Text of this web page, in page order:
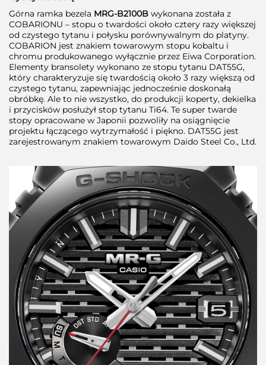
Górna ramka bezela MRG-B2100B wykonana została z
COBARIONU – stopu o twardości około cztery razy większej
od czystego tytanu i połysku porównywalnym do platyny.
COBARION jest znakiem towarowym stopu kobaltu i
chromu produkowanego wyłącznie przez Eiwa Corporation.
Elementy bransolety wykonano ze stopu tytanu DAT55G,
który charakteryzuje się twardością około 3 razy większą od
czystego tytanu, zapewniając jednocześnie doskonałą
obróbkę. Ale to nie wszystko, do produkcji koperty, dekielka
i przycisków posłużył stop tytanu Ti64. Te super twarde
stopy opracowane w Japonii pozwoliły na osiągnięcie
projektu łączącego wytrzymałość i piękno. DAT55G jest
zarejestrowanym znakiem towarowym Daido Steel Co., Ltd.